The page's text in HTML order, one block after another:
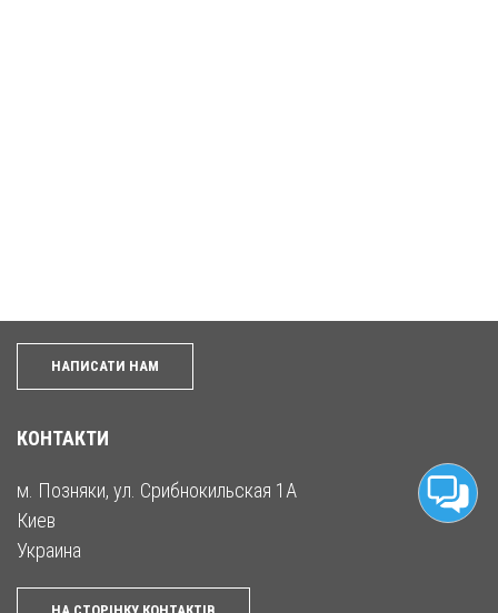
НАПИСАТИ НАМ
КОНТАКТИ
м. Позняки, ул. Срибнокильская 1А
Киев
Украина